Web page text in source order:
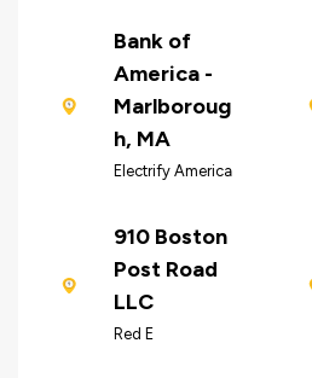
Bank of
America -
Marlboroug
h, MA
Electrify America
910 Boston
Post Road
LLC
Red E